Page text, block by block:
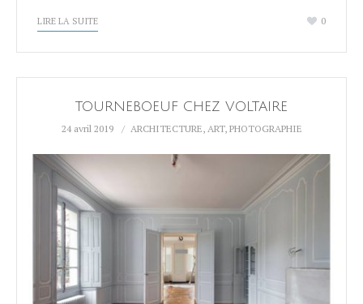
LIRE LA SUITE 0
TOURNEBOEUF CHEZ VOLTAIRE
24 avril 2019 ARCHITECTURE, ART, PHOTOGRAPHIE